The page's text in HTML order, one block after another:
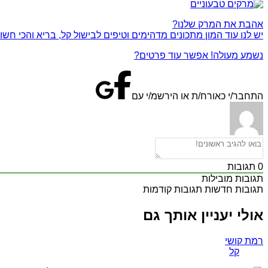
אהבת את המרק שלנו?
יש לנו עוד המון מתכונים מדהימים וטיפים לבישול קל, בריא והכי
נשמע מעולה! אפשר עוד פרטים?
התחבר/י כאורח/ת או הירשמ/י עם
0 תגובות
תגובות מובילות
תגובות חדשות תגובות קודמות
אולי יעניין אותך גם
רמת קושי
קל